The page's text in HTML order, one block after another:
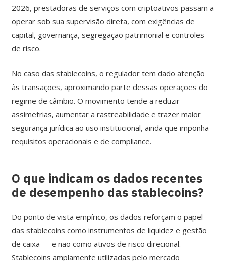
2026, prestadoras de serviços com criptoativos passam a
operar sob sua supervisão direta, com exigências de
capital, governança, segregação patrimonial e controles
de risco.
No caso das stablecoins, o regulador tem dado atenção
às transações, aproximando parte dessas operações do
regime de câmbio. O movimento tende a reduzir
assimetrias, aumentar a rastreabilidade e trazer maior
segurança jurídica ao uso institucional, ainda que imponha
requisitos operacionais e de compliance.
O que indicam os dados recentes
de desempenho das stablecoins?
Do ponto de vista empírico, os dados reforçam o papel
das stablecoins como instrumentos de liquidez e gestão
de caixa — e não como ativos de risco direcional.
Stablecoins amplamente utilizadas pelo mercado